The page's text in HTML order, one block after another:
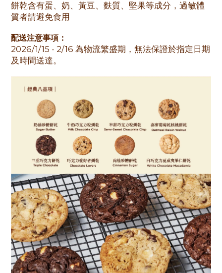
餅乾含有蛋、奶、黃豆、麩質、堅果等成分，過敏體
質者請避免食用
配送注意事項：
2026/1/15 - 2/16 為物流繁盛期，無法保證於指定日期
及時間送達。